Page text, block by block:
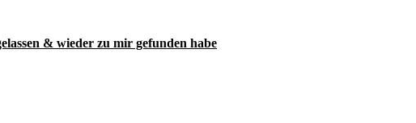
& wieder zu mir gefunden habe